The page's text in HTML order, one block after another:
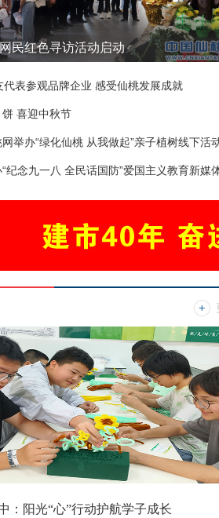
民红色寻访活动启动
代表参观品牌企业 感受仙桃发展成就
喜迎中秋节
举办“绿化仙桃 从我做起”亲子植树线下活
纪念九一八 全民话国防”爱国主义教育新媒
：阳光“心”行动护航学子成长